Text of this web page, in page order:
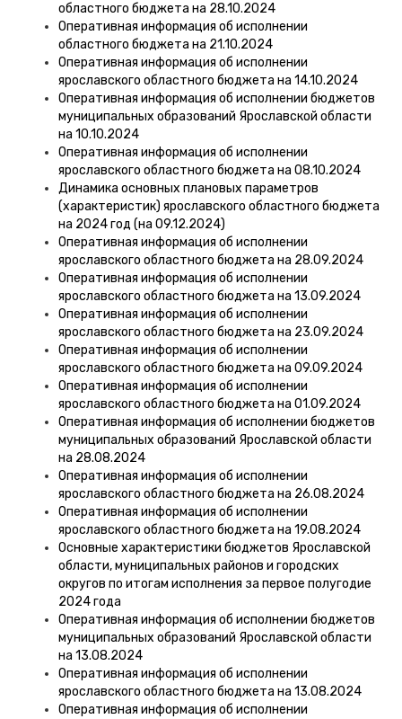
областного бюджета на 28.10.2024
Оперативная информация об исполнении
областного бюджета на 21.10.2024
Оперативная информация об исполнении
ярославского областного бюджета на 14.10.2024
Оперативная информация об исполнении бюджетов
муниципальных образований Ярославской области
на 10.10.2024
Оперативная информация об исполнении
ярославского областного бюджета на 08.10.2024
Динамика основных плановых параметров
(характеристик) ярославского областного бюджета
на 2024 год (на 09.12.2024)
Оперативная информация об исполнении
ярославского областного бюджета на 28.09.2024
Оперативная информация об исполнении
ярославского областного бюджета на 13.09.2024
Оперативная информация об исполнении
ярославского областного бюджета на 23.09.2024
Оперативная информация об исполнении
ярославского областного бюджета на 09.09.2024
Оперативная информация об исполнении
ярославского областного бюджета на 01.09.2024
Оперативная информация об исполнении бюджетов
муниципальных образований Ярославской области
на 28.08.2024
Оперативная информация об исполнении
ярославского областного бюджета на 26.08.2024
Оперативная информация об исполнении
ярославского областного бюджета на 19.08.2024
Основные характеристики бюджетов Ярославской
области, муниципальных районов и городских
округов по итогам исполнения за первое полугодие
2024 года
Оперативная информация об исполнении бюджетов
муниципальных образований Ярославской области
на 13.08.2024
Оперативная информация об исполнении
ярославского областного бюджета на 13.08.2024
Оперативная информация об исполнении